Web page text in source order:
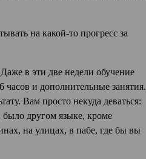
на какой-то прогресс за
в эти две недели обучение
и дополнительные занятия.
Вам просто некуда деваться:
другом языке, кроме
на улицах, в пабе, где бы вы